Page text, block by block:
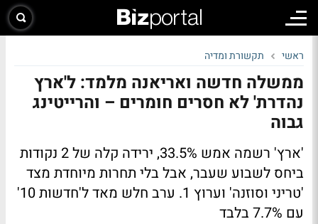
ראשי תקשורת ומדיה
ממשלה חדשה ואריאנה מלמד: ל'ארץ
נהדרת' לא חסרים חומרים – והרייטינג
גבוה
'ארץ' רשמה אמש 33.5%, ירידה קלה של 2 נקודות
ביחס לשבוע שעבר, אבל בלי תחרות מיוחדת מצד
'טריני וסוזנה' וערוץ 1. ערב חלש מאד ל'חדשות 10'
עם 7.7% בלבד